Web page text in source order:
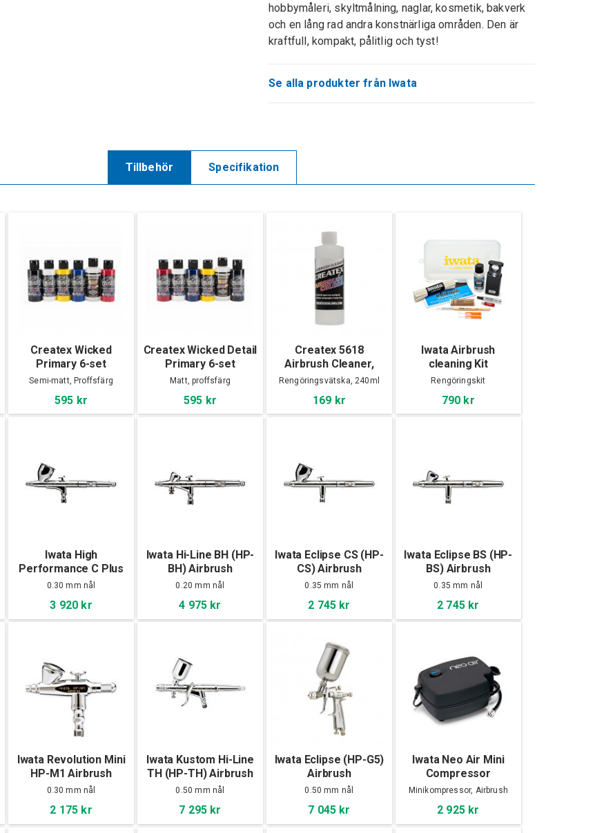
hobbymåleri, skyltmålning, naglar, kosmetik, bakverk
och en lång rad andra konstnärliga områden. Den är
kraftfull, kompakt, pålitlig och tyst!
Se alla produkter från Iwata
Tillbehör Specifikation
Createx Wicked
Primary 6-set
Semi-matt, Proffsfärg
595 kr
Createx Wicked Detail
Primary 6-set
Matt, proffsfärg
595 kr
Createx 5618
Airbrush Cleaner,
240ml
Rengöringsvätska, 240ml
169 kr
Iwata Airbrush
cleaning Kit
Rengöringskit
790 kr
Iwata High
Performance C Plus
(HP-CP) Airbrush
0.30 mm nål
3 920 kr
Iwata Hi-Line BH (HP-
BH) Airbrush
0.20 mm nål
4 975 kr
Iwata Eclipse CS (HP-
CS) Airbrush
0.35 mm nål
2 745 kr
Iwata Eclipse BS (HP-
BS) Airbrush
0.35 mm nål
2 745 kr
Iwata Revolution Mini
HP-M1 Airbrush
0.30 mm nål
2 175 kr
Iwata Kustom Hi-Line
TH (HP-TH) Airbrush
0.50 mm nål
7 295 kr
Iwata Eclipse (HP-G5)
Airbrush
0.50 mm nål
7 045 kr
Iwata Neo Air Mini
Compressor
Minikompressor, Airbrush
2 925 kr